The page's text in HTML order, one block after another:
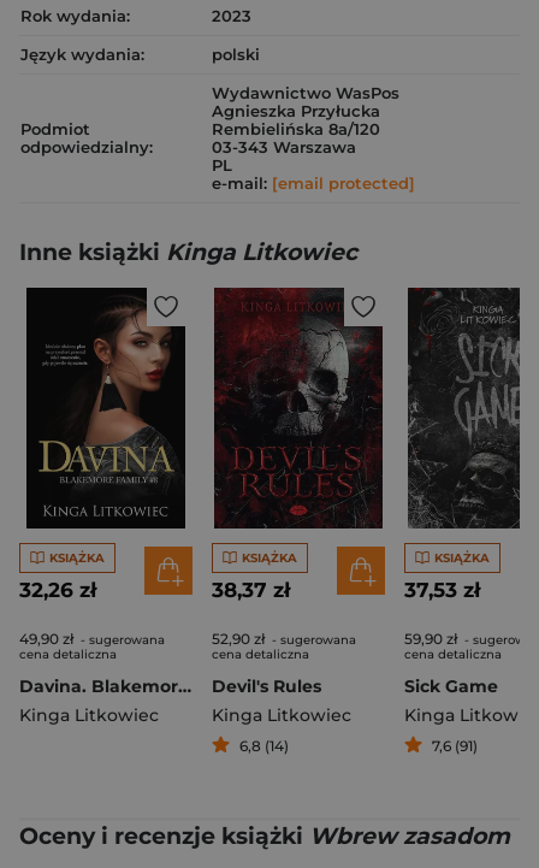
Rok wydania:
2023
Język wydania:
polski
Podmiot
odpowiedzialny:
Wydawnictwo WasPos
Agnieszka Przyłucka
Rembielińska 8a/120
03-343 Warszawa
PL
e-mail: [email protected]
Inne książki Kinga Litkowiec
KSIĄŻKA
32,26 zł
49,90 zł - sugerowana
cena detaliczna
Davina. Blakemore Family. Tom 8
Kinga Litkowiec
KSIĄŻKA
38,37 zł
52,90 zł - sugerowana
cena detaliczna
Devil's Rules
Kinga Litkowiec
6,8 (14)
KSIĄŻKA
37,53 zł
59,90 zł -
cena detaliczna
Sick Game
Kinga
7,6 (91)
Oceny i recenzje książki Wbrew zasadom